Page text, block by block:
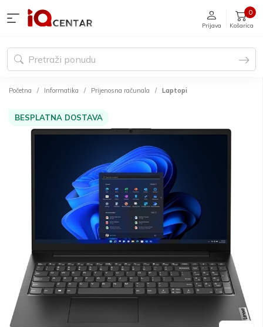
Prijava Košarica
0
Početna Informatika Prijenosna računala Laptopi
BESPLATNA DOSTAVA